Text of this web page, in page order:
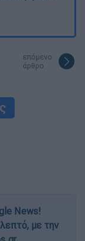
επόμενο
άρθρο
News!
με την